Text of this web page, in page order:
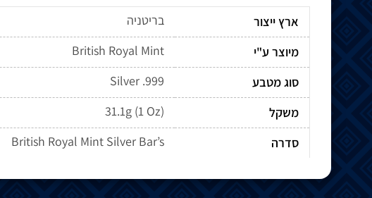
ארץ ייצור
בריטניה
מיוצר ע"י
British Royal Mint
סוג מטבע
Silver .999
משקל
31.1g (1 Oz)
סדרה
British Royal Mint Silver Bar’s